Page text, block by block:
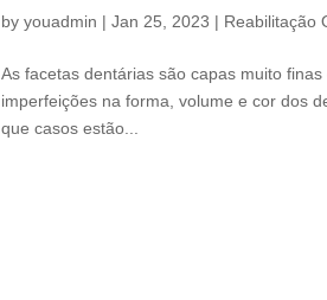
byyouadmin |Jan 25, 2023 | Reabilitação
As facetas dentárias são capas muito
imperfeições na forma, volume e cor dos
que casos estão...